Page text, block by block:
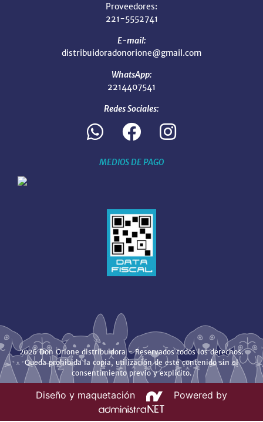
Proveedores:
221-5552741
E-mail:
distribuidoradonorione@gmail.com
WhatsApp:
2214407541
Redes Sociales:
MEDIOS DE PAGO
2026 Don Orione distribuidora - Reservados todos los derechos.
Queda prohibida la copia, utilización de este contenido sin el
consentimiento previo y explícito.
Diseño y maquetación Powered by